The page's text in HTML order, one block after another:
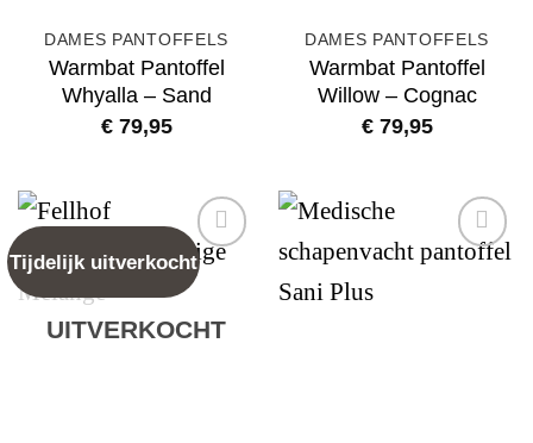
DAMES PANTOFFELS
Warmbat Pantoffel
Whyalla – Sand
€79,95
DAMES PANTOFFELS
Warmbat Pantoffel
Willow – Cognac
€79,95
Tijdelijk uitverkochtAdd to
wishlist
UITVERKOCHT